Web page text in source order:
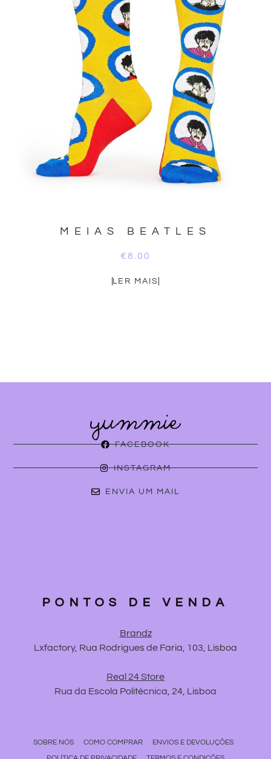
MEIAS BEATLES
€8.00
LER MAIS
FACEBOOK
INSTAGRAM
ENVIA UM MAIL
PONTOS DE VENDA
Brandz
Lxfactory, Rua Rodrigues de Faria, 103, Lisboa
Real 24 Store
Rua da Escola Politécnica, 24, Lisboa
SOBRE NÓS COMO COMPRAR
ENVIOS E DEVOLUÇÕES